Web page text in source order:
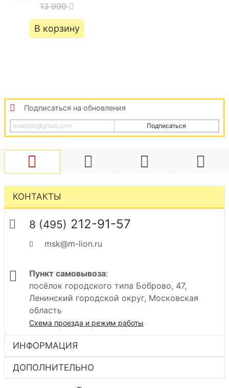
13 990
В корзину
Подписаться на обновления
Подписаться
КОНТАКТЫ
8 (495) 212-91-57
msk@m-lion.ru
Пункт самовывоза:
посёлок городского типа Боброво, 47,
Ленинский городской округ, Московская
область
Схема проезда и режим работы
ИНФОРМАЦИЯ
ДОПОЛНИТЕЛЬНО